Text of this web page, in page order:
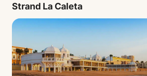
Strand La Caleta